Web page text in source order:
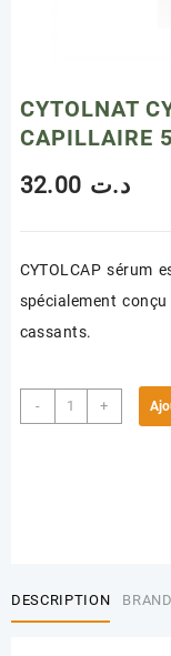
CYTOLNAT
CAPILLAIRE
د.ت
CYTOLCAP sérum
spécialement
cassants.
-
quantité
de
+
DESCRIPTION BRAND